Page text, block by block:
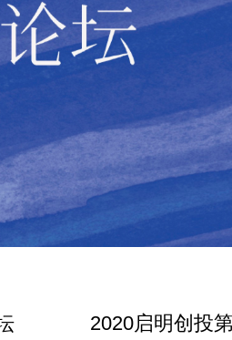
2020启明创投